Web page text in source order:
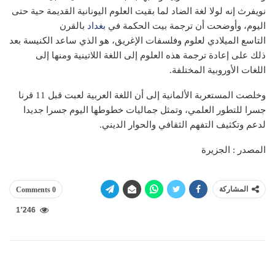
نويفرث إنه لولا لغة الضاد لما بقيت العلوم اليونانية القديمة حية حتى
اليوم، وأوضحت أن ترجمة بيت الحكمة في بغداد بالقرن
التاسع الميلادي لعلوم وفلسفات الإغريق، هو الذي ساعد الكنيسة بعد
ذلك على إعادة ترجمة هذه العلوم إلى اللغة اللاتينية ومنها إلى
اللغات الأوروبية المختلفة.
وخلصت المستعربة الألمانية إلى أن اللغة العربية لعبت قبل 11 قرنا
جسرا للتطور العلمي، وتمثل جماليات خطوطها اليوم جسرا جديدا
لدعم وتكثيف التفهم الثقافي والحوار الديني.
المصدر : الجزيرة
المشاركة 0 Comments
1٬246